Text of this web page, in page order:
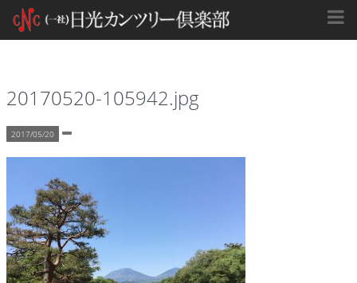
20170520-105942.jpg
2017/05/20